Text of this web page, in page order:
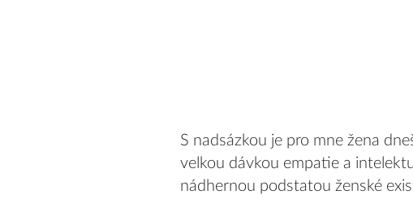
S nadsázkou je pro mne žena
velkou dávkou empatie a
nádhernou podstatou ženské